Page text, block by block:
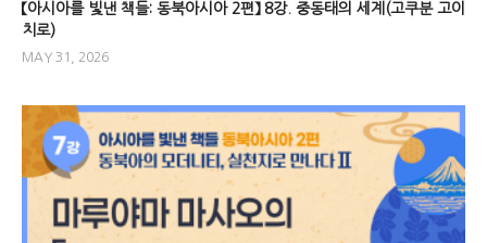
【아시아를 빛낸 책들: 동북아시아 2편】 8강. 중동태의 세계(고쿠분 고이
치로)
MAY 31, 2026